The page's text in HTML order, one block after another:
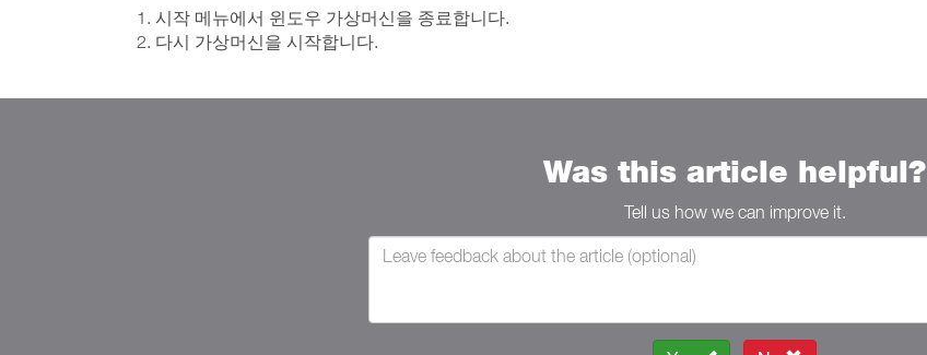
시작 메뉴에서 윈도우 가상머신을 종료합니다.
다시 가상머신을 시작합니다.
Was this article helpful?
Tell us how we can improve it.